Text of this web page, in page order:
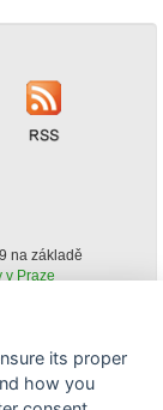
na základě
v Praze
možné
zdroje v podobě
its proper
how you